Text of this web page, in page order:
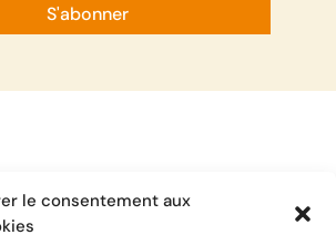
le consentement aux
S'abonner